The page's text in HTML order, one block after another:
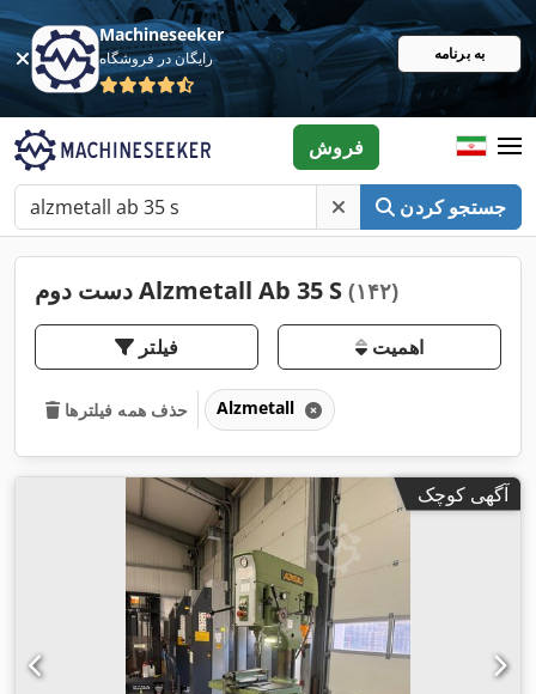
Machineseeker
رایگان در فروشگاه به برنامه
جستجو کردن
فروش
دست دوم Alzmetall Ab 35 S (۱۴۲)
فیلتر اهمیت
حذف همه فیلترها Alzmetall
آگهی کوچک